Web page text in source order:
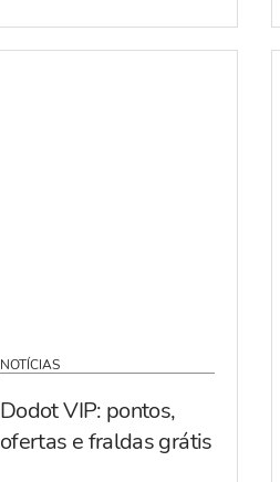
NOTÍCIAS
Dodot VIP: pontos,
ofertas e fraldas grátis